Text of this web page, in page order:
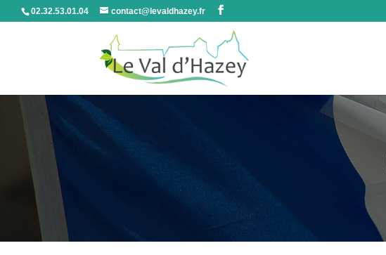
02.32.53.01.04 contact@levaldhazey.fr